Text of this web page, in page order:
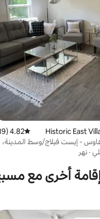
متوسط التقييم 4.82 من 5،
4.82 (89)
هاوس - إيست فيلاج/وسط المدينة،
· نهر
أخرى مع